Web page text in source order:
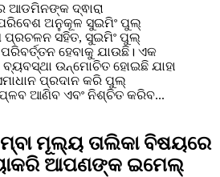
ଆଡମିନଙ୍କ ଦ୍ଵାରା
ଅନୁକୂଳ ସୁଇମିଂ ପୁଲ୍
ସହିତ, ସୁଇମିଂ ପୁଲ୍
ହେବାକୁ ଯାଉଛି। ଏକ
ଉନ୍ମୋଚିତ ହୋଇଛି ଯାହା
ପ୍ରଦାନ କରି ପୁଲ୍
ଆଣିବ ଏବଂ ନିଶ୍ଚିତ କରିବ...
ମୂଲ୍ୟ ତାଲିକା ବିଷୟରେ
ଆପଣଙ୍କ ଇମେଲ୍